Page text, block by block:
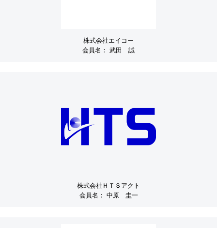
株式会社エイコー
会員名： 武田 誠
株式会社ＨＴＳアクト
会員名： 中原 圭一